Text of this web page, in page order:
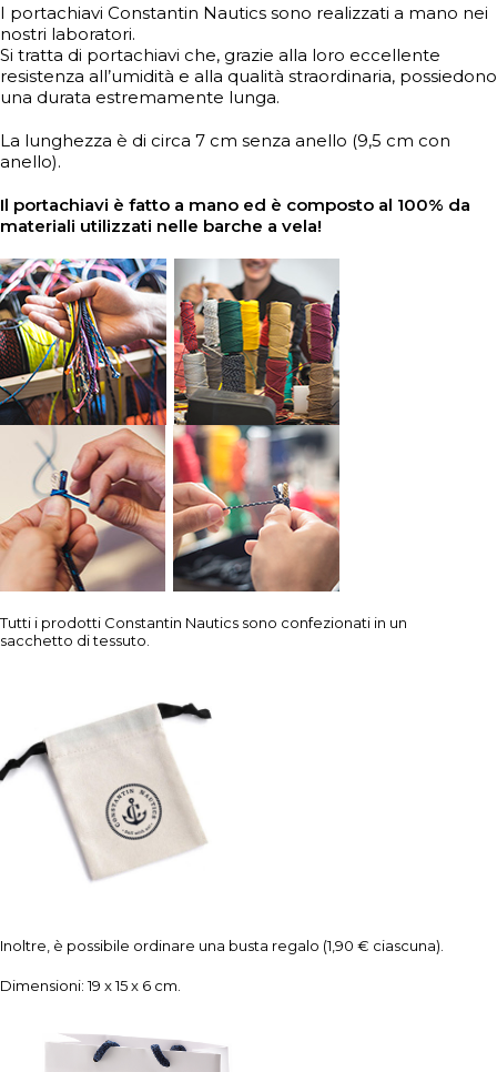
I portachiavi Constantin Nautics sono realizzati a mano nei
nostri laboratori.
Si tratta di portachiavi che, grazie alla loro eccellente
resistenza all’umidità e alla qualità straordinaria, possiedono
una durata estremamente lunga.
La lunghezza è di circa 7 cm senza anello (9,5 cm con
anello).
Il portachiavi è fatto a mano ed è composto al 100% da
materiali utilizzati nelle barche a vela!
Tutti i prodotti Constantin Nautics sono confezionati in un
sacchetto di tessuto.
Inoltre, è possibile ordinare una busta regalo (1,90 € ciascuna).
Dimensioni: 19 x 15 x 6 cm.